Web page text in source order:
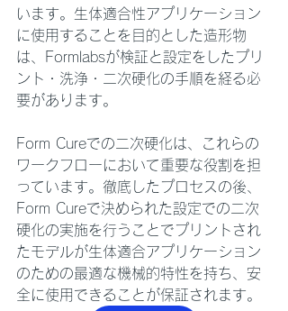
います。生体適合性アプリケーション
に使用することを目的とした造形物
は、Formlabsが検証と設定をしたプリ
ント・洗浄・二次硬化の手順を経る必
要があります。
Form Cureでの二次硬化は、これらの
ワークフローにおいて重要な役割を担
っています。徹底したプロセスの後、
Form Cureで決められた設定での二次
硬化の実施を行うことでプリントされ
たモデルが生体適合アプリケーション
のための最適な機械的特性を持ち、安
全に使用できることが保証されます。